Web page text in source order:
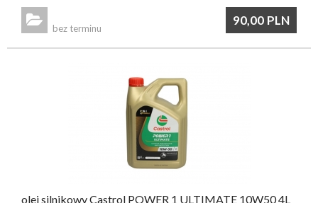
90,00 PLN

bez terminu
olej silnikowy Castrol POWER 1 ULTIMATE 10W50 4L